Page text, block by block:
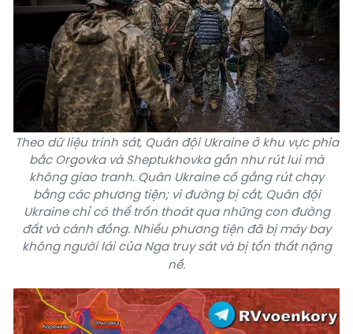
Theo dữ liệu trinh sát, Quân đội Ukraine ở khu vực phía
bắc Orgovka và Sheptukhovka gần như rút lui mà
không giao tranh. Quân Ukraine cố gắng rút chạy
bằng các phương tiện; vì đường bị cắt, Quân đội
Ukraine chỉ có thể trốn thoát qua những con đường
đất và cánh đồng. Nhiều phương tiện đã bị máy bay
không người lái của Nga truy sát và bị tổn thất nặng
nề.